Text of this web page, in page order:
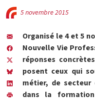
5 novembre 2015
Organisé le 4 et 5
Nouvelle Vie
réponses
posent ceux qui
métier, de
dans la